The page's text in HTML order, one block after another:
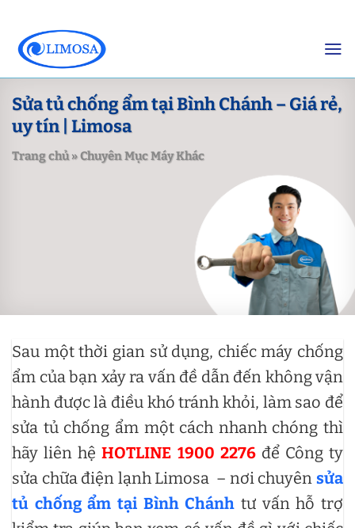
content
Sửa tủ chống ẩm tại Bình Chánh – Giá rẻ,
uy tín | Limosa
Trang chủ»Chuyên Mục Máy Khác
Sau một thời gian sử dụng, chiếc máy chống
ẩm của bạn xảy ra vấn đề dẫn đến không vận
hành được là điều khó tránh khỏi, làm sao để
sửa tủ chống ẩm một cách nhanh chóng thì
hãy liên hệHOTLINE 1900 2276để Công ty
sửa chữa điện lạnh Limosa – nơi chuyên sửa
tủ chống ẩm tại Bình Chánh tư vấn hỗ trợ